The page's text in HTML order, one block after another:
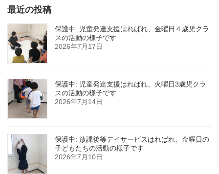
最近の投稿
保護中: 児童発達支援はればれ、金曜日４歳児クラ
スの活動の様子です
2026年7月17日
保護中: 児童発達支援はればれ、火曜日3歳児クラ
スの活動の様子です
2026年7月14日
保護中: 放課後等デイサービスはればれ、金曜日の
子どもたちの活動の様子です
2026年7月10日